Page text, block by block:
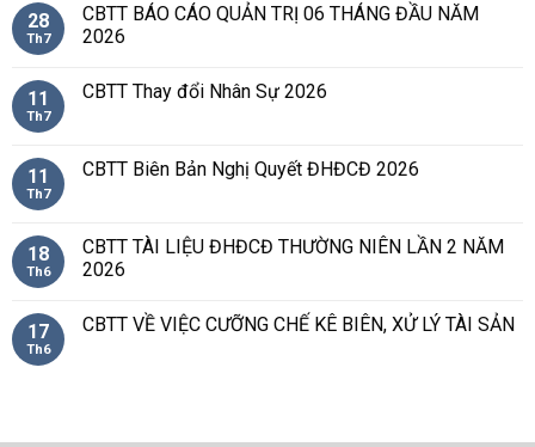
28
Th7
CBTT BÁO CÁO QUẢN TRỊ 06 THÁNG ĐẦU NĂM
2026
11
Th7
CBTT Thay đổi Nhân Sự 2026
11
Th7
CBTT Biên Bản Nghị Quyết ĐHĐCĐ 2026
18
Th6
CBTT TÀI LIỆU ĐHĐCĐ THƯỜNG NIÊN LẦN 2 NĂM
2026
17
Th6
CBTT VỀ VIỆC CƯỠNG CHẾ KÊ BIÊN, XỬ LÝ TÀI SẢN